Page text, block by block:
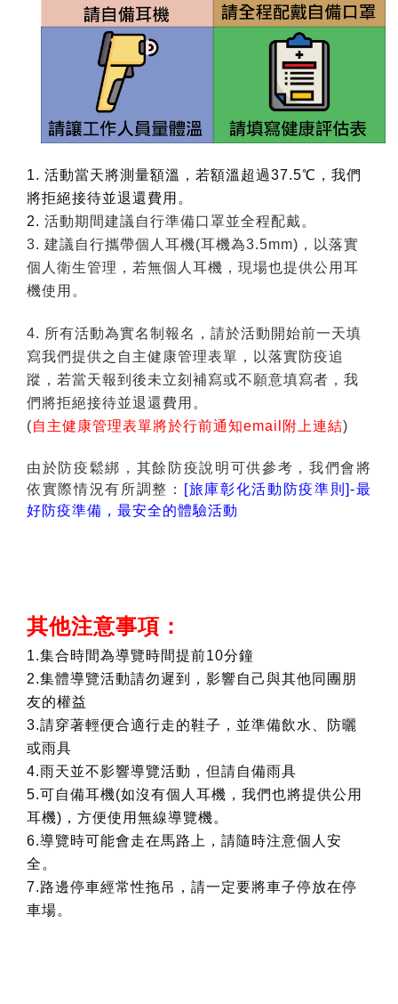
1. 活動當天將測量額溫，若額溫超過37.5℃，我們
將拒絕接待並退還費用。
2. 活動期間建議自行準備口罩並全程配戴。
3. 建議 自行攜帶個人耳機(耳機為3.5mm)，以落實
個人衛生管理，若無個人耳機，現場也提供公用耳
機使用 。
4. 所有活動為實名制報名，請於活動開始前一天填
寫我們提供之自主健康管理表單，以落實防疫追
蹤，若當天報到後未立刻補寫或不願意填寫者，我
們將拒絕接待並退還費用。
(自主健康管理表單將於行前通知email附上連結)
由於防疫鬆綁，其餘防疫說明可供參考，我們會將
依實際情況有所調整：
[旅庫彰化活動防疫準則]-最
好防疫準備，最安全的體驗活動
其他注意事項：
1.集合時間為導覽時間提前10分鐘
2.集體導覽活動請勿遲到，影響自己與其他同團朋
友的權益
3.請穿著輕便合適行走的鞋子，並準備飲水、防曬
或雨具
4.雨天並不影響導覽活動，但請自備雨具
5.可自備耳機(如沒有個人耳機，我們也將提供公用
耳機)，方便使用無線導覽機。
6.導覽時可能會走在馬路上，請隨時注意個人安
全。
7.路邊停車經常性拖吊，請一定要將車子停放在停
車場。